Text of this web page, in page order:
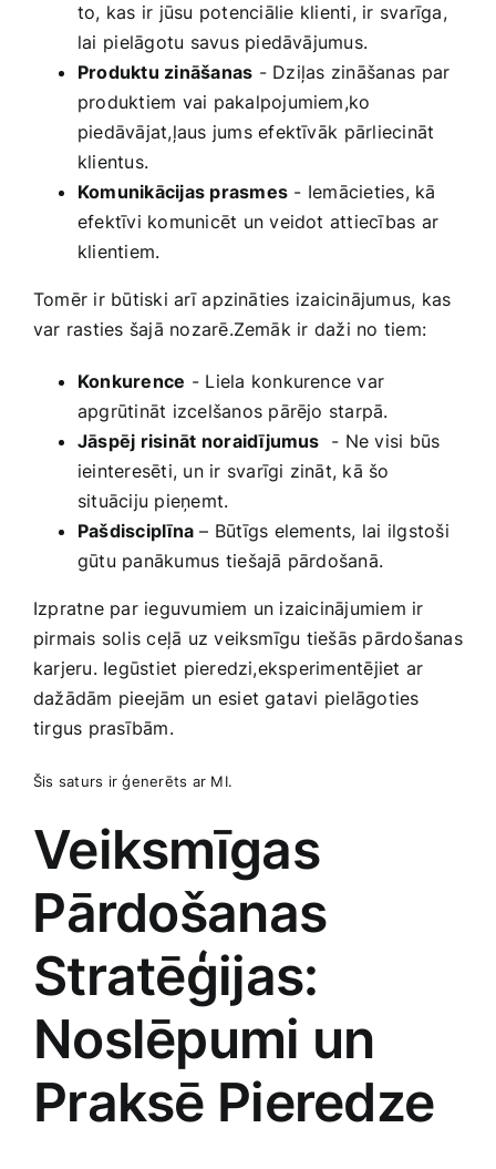
to, kas ir jūsu potenciālie⁤ klienti, ir svarīga,
lai⁣ pielāgotu savus piedāvājumus.
Produktu ​zināšanas -‌ Dziļas⁣ zināšanas ⁤par
produktiem‍ vai pakalpojumiem,ko
piedāvājat,ļaus jums efektīvāk ⁢pārliecināt
klientus.
Komunikācijas prasmes -⁣ Iemācieties, kā
efektīvi komunicēt‍ un veidot attiecības ar
klientiem.
Tomēr ir būtiski‍ arī ⁤apzināties izaicinājumus, kas
var rasties šajā​ nozarē.Zemāk ir daži no tiem:
Konkurence ⁢-‌ Liela konkurence var
apgrūtināt izcelšanos pārējo starpā.
Jāspēj risināt ⁤noraidījumus ​ -‌ Ne visi būs
ieinteresēti, un ir ‍svarīgi zināt, kā šo
situāciju pieņemt.
Pašdisciplīna – Būtīgs elements, lai ilgstoši
gūtu panākumus ⁣tiešajā pārdošanā.
Izpratne par ieguvumiem un‌ izaicinājumiem ir‍
pirmais solis ceļā uz veiksmīgu tiešās pārdošanas⁢
karjeru. Iegūstiet pieredzi,eksperimentējiet ar
dažādām pieejām ⁢un esiet gatavi pielāgoties
tirgus prasībām.
Šis saturs ir ģenerēts ⁤ar MI.
Veiksmīgas
⁢Pārdošanas
Stratēģijas:
Noslēpumi un⁤
Praksē Pieredze